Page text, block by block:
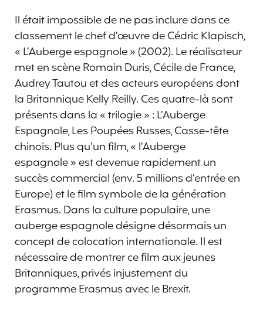
Il était impossible de ne pas inclure dans ce
classement le chef d’œuvre de Cédric Klapisch,
« L’Auberge espagnole » (2002). Le réalisateur
met en scène Romain Duris, Cécile de France,
Audrey Tautou et des acteurs européens dont
la Britannique Kelly Reilly. Ces quatre-là sont
présents dans la « trilogie » : L’Auberge
Espagnole, Les Poupées Russes, Casse-tête
chinois. Plus qu’un film, « l’Auberge
espagnole » est devenue rapidement un
succès commercial (env. 5 millions d’entrée en
Europe) et le film symbole de la génération
Erasmus. Dans la culture populaire, une
auberge espagnole désigne désormais un
concept de colocation internationale. Il est
nécessaire de montrer ce film aux jeunes
Britanniques, privés injustement du
programme Erasmus avec le Brexit.